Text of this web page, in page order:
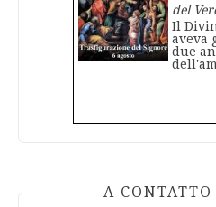
del
Il
aveva
due
A